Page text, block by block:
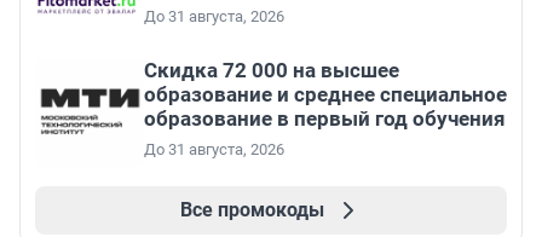
До 31 августа, 2026
Скидка 72 000 на высшее
образование и среднее специальное
образование в первый год обучения
До 31 августа, 2026
Все промокоды